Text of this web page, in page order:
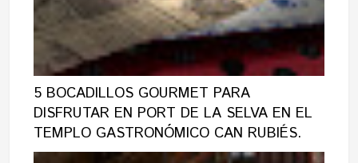
5 BOCADILLOS GOURMET PARA
DISFRUTAR EN PORT DE LA SELVA EN EL
TEMPLO GASTRONÓMICO CAN RUBIÉS.